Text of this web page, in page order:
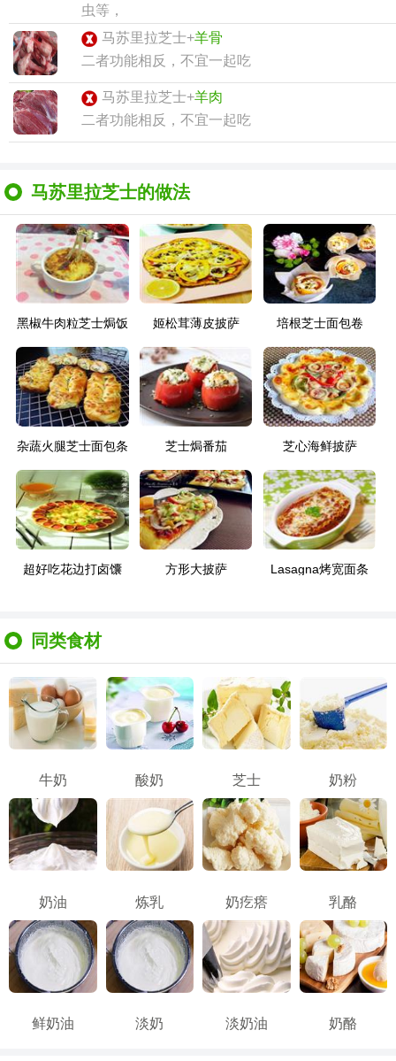
虫等，
马苏里拉芝士+羊骨
二者功能相反，不宜一起吃
马苏里拉芝士+羊肉
二者功能相反，不宜一起吃
马苏里拉芝士的做法
黑椒牛肉粒芝士焗饭 姬松茸薄皮披萨 培根芝士面包卷
杂蔬火腿芝士面包条 芝士焗番茄 芝心海鲜披萨
超好吃花边打卤馕 方形大披萨 Lasagna烤宽面条
同类食材
牛奶 酸奶 芝士 奶粉
奶油 炼乳 奶疙瘩 乳酪
鲜奶油 淡奶 淡奶油 奶酪